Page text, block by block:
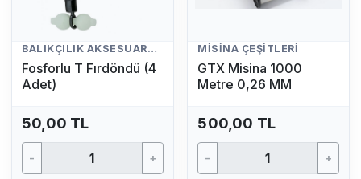
BALIKÇILIK AKSESUARLARI
Fosforlu T Fırdöndü (4
Adet)
50,00 TL
- +
MISINA ÇEŞITLERI
GTX Misina 1000
Metre 0,26 MM
500,00 TL
- +